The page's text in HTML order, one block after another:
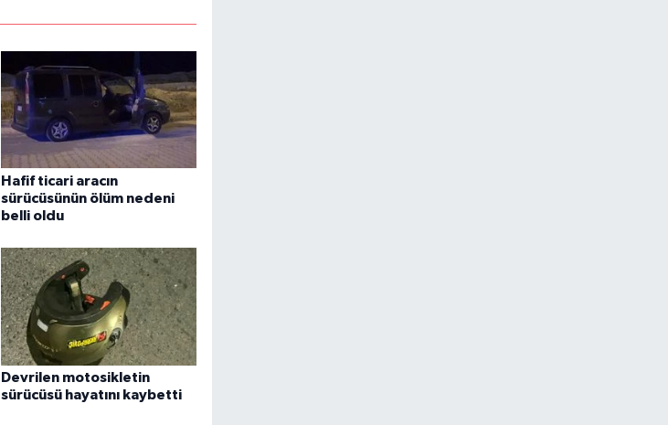
Hafif ticari aracın
sürücüsünün ölüm nedeni
belli oldu
Devrilen motosikletin
sürücüsü hayatını kaybetti